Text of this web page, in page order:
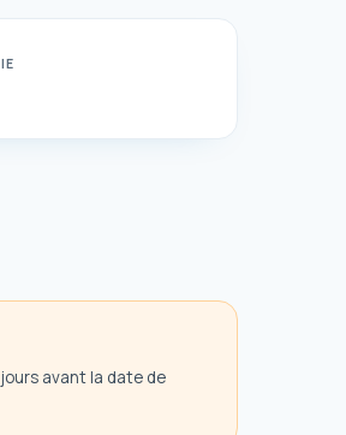
avant la date de